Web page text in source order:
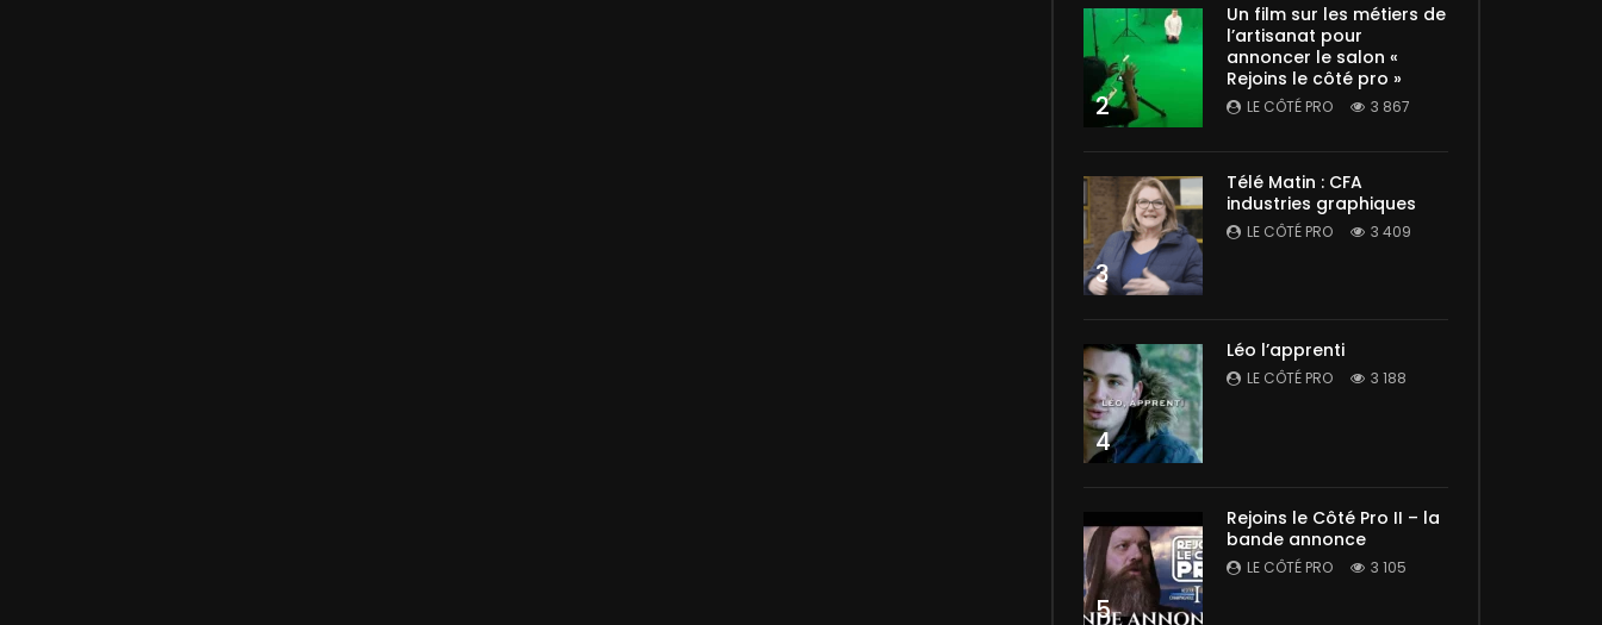
2
Un film sur les métiers de
l’artisanat pour
annoncer le salon «
Rejoins le côté pro »
LE CÔTÉ PRO 3 867
3
Télé Matin : CFA
industries graphiques
LE CÔTÉ PRO 3 409
4
Léo l’apprenti
LE CÔTÉ PRO 3 188
5
Rejoins le Côté Pro II – la
bande annonce
LE CÔTÉ PRO 3 105